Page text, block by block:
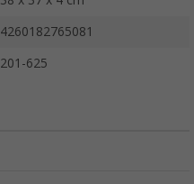
4260182765081
201-625